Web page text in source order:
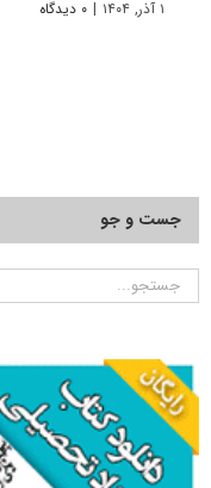
۱ آذر, ۱۴۰۴ | ۰ دیدگاه
جست و جو
جستجو